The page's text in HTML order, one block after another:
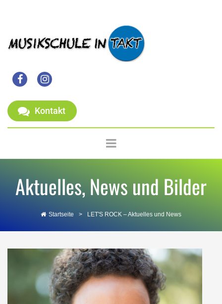
 
Kontakt
Aktuelles, News und Bilder
Startseite > LET'S ROCK – Aktuelles und News